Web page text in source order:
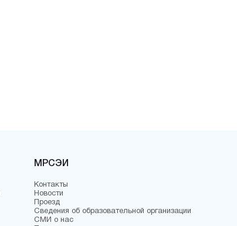
МРСЭИ
Контакты
Новости
Проезд
Сведения об образовательной организации
СМИ о нас